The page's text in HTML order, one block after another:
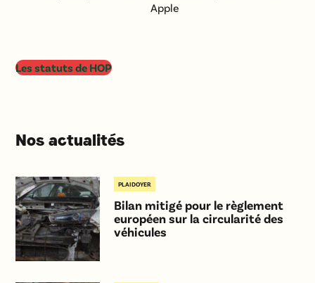
Apple
Les statuts de HOP
Nos actualités
PLAIDOYER
Bilan mitigé pour le règlement
européen sur la circularité des
véhicules